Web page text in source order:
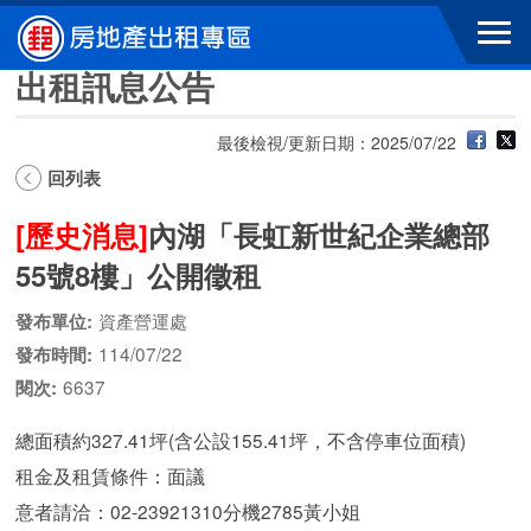
跳到主要內容區塊
出租訊息公告
最後檢視/更新日期：2025/07/22
回列表
[歷史消息]內湖「長虹新世紀企業總部
55號8樓」公開徵租
發布單位: 資產營運處
發布時間: 114/07/22
閱次: 6637
總面積約327.41坪(含公設155.41坪，不含停車位面積)
租金及租賃條件：面議
意者請洽：02-23921310分機2785黃小姐